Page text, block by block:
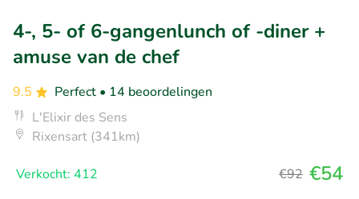
4-, 5- of 6-gangenlunch of -diner +
amuse van de chef
9.5 Perfect • 14 beoordelingen
L'Elixir des Sens
Rixensart (341km)
Verkocht: 412 €92 €54